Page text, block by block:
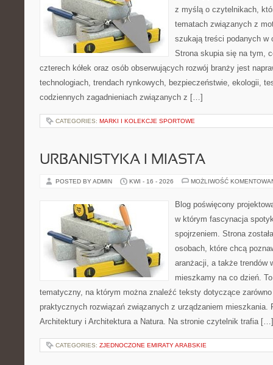
z myślą o czytelnikach,
tematach związanych z
szukają treści podanych
Strona skupia się na tym,
czterech kółek oraz osób obserwujących rozwój branży jest
technologiach, trendach rynkowych, bezpieczeństwie, ekologii,
codziennych zagadnieniach związanych z […]
CATEGORIES: MARKI I KOLEKCJE SPORTOWE
URBANISTYKA I MIASTA
POSTED BY ADMIN KWI - 16 - 2026 MOŻLIWOŚĆ
Blog poświęcony
w którym fascynacja
spojrzeniem. Strona
osobach, które chcą
aranżacji, a także trendów
mieszkamy na co dzień.
tematyczny, na którym można znaleźć teksty dotyczące
praktycznych rozwiązań związanych z urządzaniem mieszkania.
Architektury i Architektura a Natura. Na stronie czytelnik trafia […]
CATEGORIES: ZJEDNOCZONE EMIRATY ARABSKIE